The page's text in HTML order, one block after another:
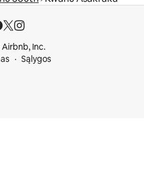
Inc.
Sąlygos